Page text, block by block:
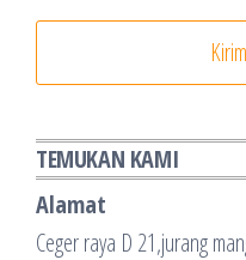
TEMUKAN KAMI
Alamat
Ceger raya D 21,jurang